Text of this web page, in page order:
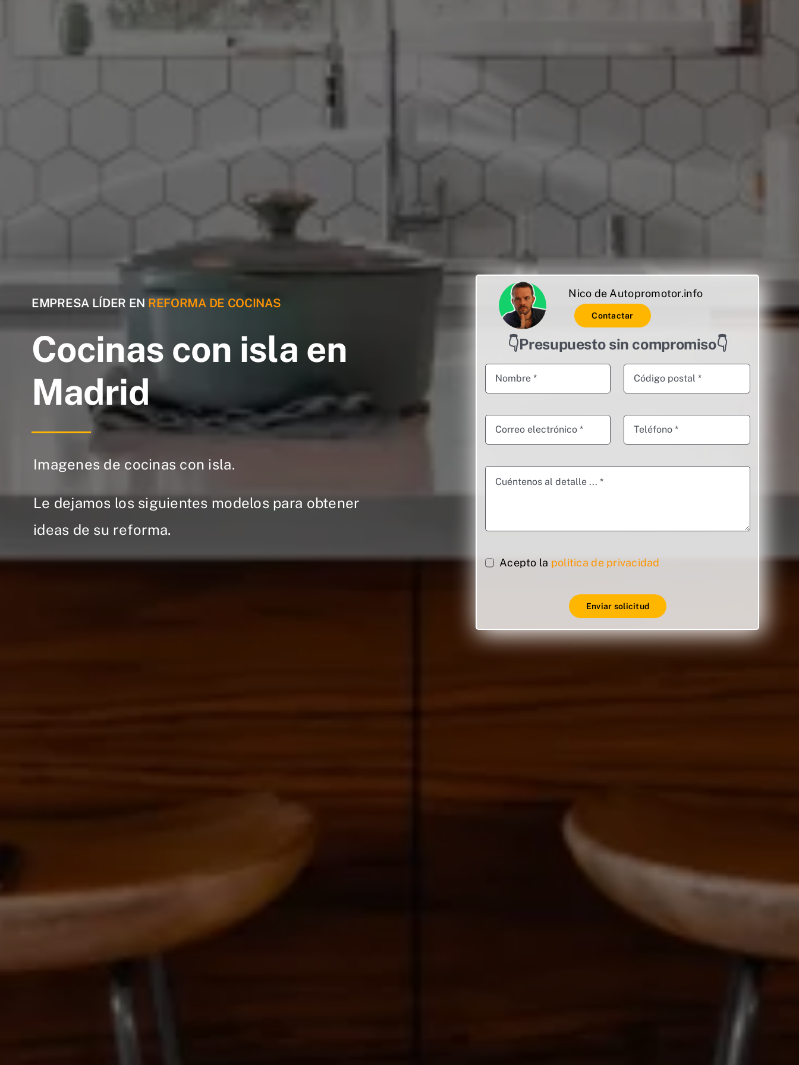
EMPRESA LÍDER EN REFORMA DE COCINAS
Cocinas con isla en
Madrid
Imagenes de cocinas con isla.
Le dejamos los siguientes modelos para obtener
ideas de su reforma.
Nico de Autopromotor.info
Contactar
👇Presupuesto sin compromiso👇
Acepto la política de privacidad
Enviar solicitud